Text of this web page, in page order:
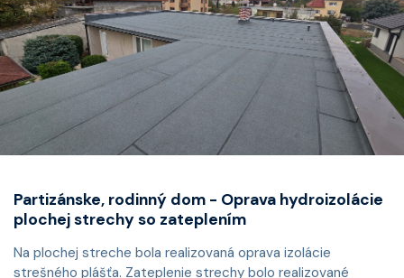
Partizánske, rodinný dom - Oprava hydroizolácie
plochej strechy so zateplením
Na plochej streche bola realizovaná oprava izolácie
strešného plášťa. Zateplenie strechy bolo realizované